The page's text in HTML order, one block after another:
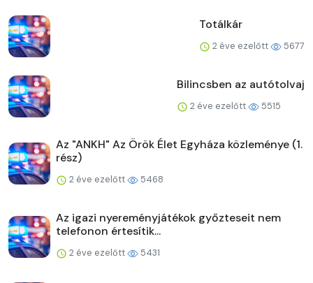
Totálkár
2 éve ezelőtt 5677
Bilincsben az autótolvaj
2 éve ezelőtt 5515
Az "ANKH" Az Örök Élet Egyháza közleménye (1.
rész)
2 éve ezelőtt 5468
Az igazi nyereményjátékok győzteseit nem
telefonon értesítik...
2 éve ezelőtt 5431